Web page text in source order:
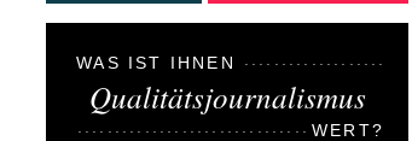
WAS IST IHNEN
Qualitätsjournalismus
WERT?